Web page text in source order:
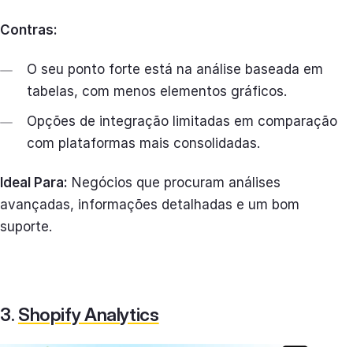
Contras:
O seu ponto forte está na análise baseada em
tabelas, com menos elementos gráficos.
Opções de integração limitadas em comparação
com plataformas mais consolidadas.
Ideal Para: Negócios que procuram análises
avançadas, informações detalhadas e um bom
suporte.
3. Shopify Analytics